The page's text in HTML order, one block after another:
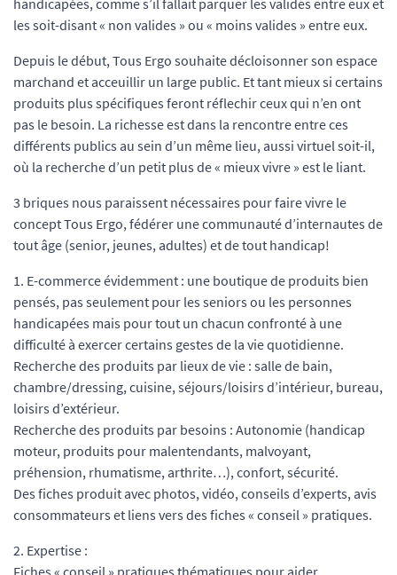
handicapées, comme s’il fallait parquer les valides entre eux et
les soit-disant « non valides » ou « moins valides » entre eux.
Depuis le début, Tous Ergo souhaite décloisonner son espace
marchand et acceuillir un large public. Et tant mieux si certains
produits plus spécifiques feront réflechir ceux qui n’en ont
pas le besoin. La richesse est dans la rencontre entre ces
différents publics au sein d’un même lieu, aussi virtuel soit-il,
où la recherche d’un petit plus de « mieux vivre » est le liant.
3 briques nous paraissent nécessaires pour faire vivre le
concept Tous Ergo, fédérer une communauté d’internautes de
tout âge (senior, jeunes, adultes) et de tout handicap!
1. E-commerce évidemment : une boutique de produits bien
pensés, pas seulement pour les seniors ou les personnes
handicapées mais pour tout un chacun confronté à une
difficulté à exercer certains gestes de la vie quotidienne.
Recherche des produits par lieux de vie : salle de bain,
chambre/dressing, cuisine, séjours/loisirs d’intérieur, bureau,
loisirs d’extérieur.
Recherche des produits par besoins : Autonomie (handicap
moteur, produits pour malentendants, malvoyant,
préhension, rhumatisme, arthrite…), confort, sécurité.
Des fiches produit avec photos, vidéo, conseils d’experts, avis
consommateurs et liens vers des fiches « conseil » pratiques.
2. Expertise :
Fiches « conseil » pratiques thématiques pour aider